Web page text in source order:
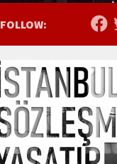
FOLLOW: